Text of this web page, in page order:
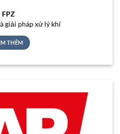
FPZ
giải pháp xử lý khí
THÊM